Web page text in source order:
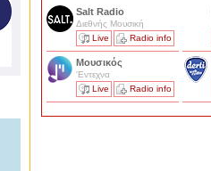
Salt Radio
Διεθνής Μουσική
Live
Radio info
Μουσικός
'Εντεχνα
Live
Radio info